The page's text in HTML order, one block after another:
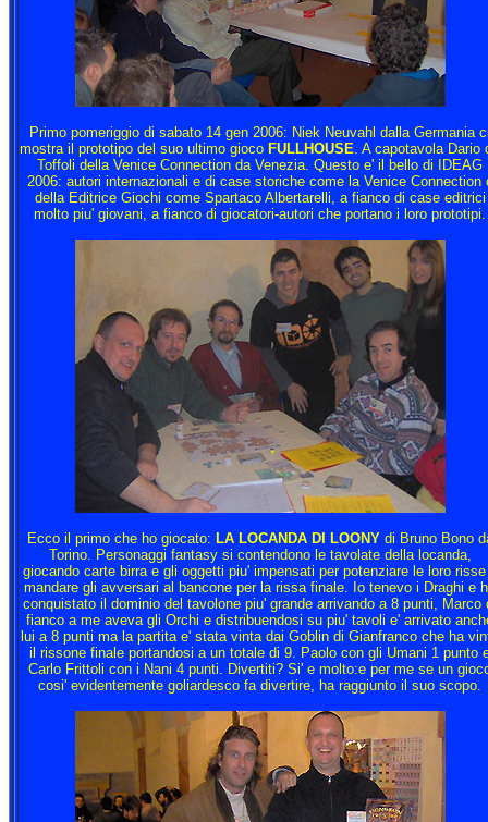
Primo pomeriggio di sabato 14 gen 2006: Niek Neuvahl dalla Germania
mostra il prototipo del suo ultimo gioco FULLHOUSE. A capotavola Dario
Toffoli della Venice Connection da Venezia. Questo e' il bello di IDEAG
2006: autori internazionali e di case storiche come la Venice Connection
della Editrice Giochi come Spartaco Albertarelli, a fianco di case editrici
molto piu' giovani, a fianco di giocatori-autori che portano i loro prototipi.
Ecco il primo che ho giocato: LA LOCANDA DI LOONYdi Bruno Bono
Torino. Personaggi fantasy si contendono le tavolate della locanda,
giocando carte birra e gli oggetti piu' impensati per potenziare le loro risse
mandare gli avversari al bancone per la rissa finale. Io tenevo i Draghi e
conquistato il dominio del tavolone piu' grande arrivando a 8 punti, Marco
fianco a me aveva gli Orchi e distribuendosi su piu' tavoli e' arrivato
lui a 8 punti ma la partita e' stata vinta dai Goblin di Gianfranco che ha
il rissone finale portandosi a un totale di 9. Paolo con gli Umani 1 punto
Carlo Frittoli con i Nani 4 punti. Divertiti? Si' e molto:e per me se un
cosi' evidentemente goliardesco fa divertire, ha raggiunto il suo scopo.